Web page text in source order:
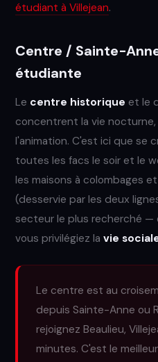
étudiant à Villejean.
Centre / Sainte-
étudiante
Le centre historique et le
concentrent la vie
l'animation. C'est ici que se
toutes les facs le soir et le
les maisons à colombages
(desservie par les deux
secteur le plus recherché —
vous privilégiez la vie
Le centre est au
depuis Sainte-Anne ou
rejoignez Beaulieu,
minutes. C'est le